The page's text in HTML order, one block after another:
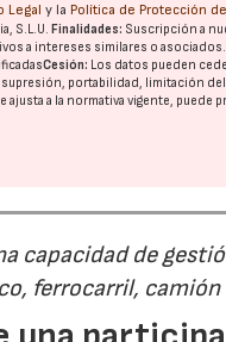
Legal y la Política de Protección
S.L.U. Finalidades: Suscripción a
a intereses similares o asociados.
Cesión: Los datos pueden
portabilidad, limitación
a la normativa vigente, puede
capacidad de
ferrocarril,